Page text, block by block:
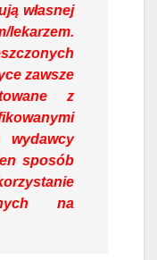
własnej
lekarzem.
zawsze
z
wydawcy
sposób
na